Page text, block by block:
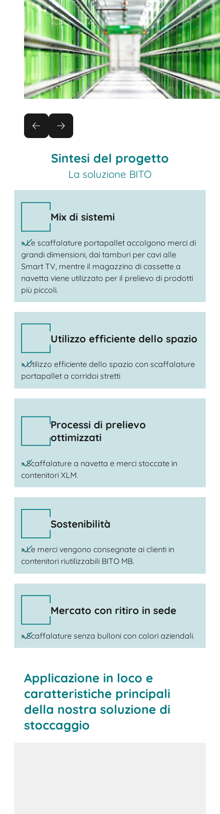
Sintesi del progetto
La soluzione BITO
Mix di sistemi
» Le scaffalature portapallet accolgono merci di
grandi dimensioni, dai tamburi per cavi alle
Smart TV, mentre il magazzino di cassette a
navetta viene utilizzato per il prelievo di prodotti
più piccoli.
Utilizzo efficiente dello spazio
» Utilizzo efficiente dello spazio con scaffalature
portapallet a corridoi stretti
Processi di prelievo
ottimizzati
» Scaffalature a navetta e merci stoccate in
contenitori XLM.
Sostenibilità
» Le merci vengono consegnate ai clienti in
contenitori riutilizzabili BITO MB.
Mercato con ritiro in sede
» Scaffalature senza bulloni con colori aziendali.
Applicazione in loco e
caratteristiche principali
della nostra soluzione di
stoccaggio